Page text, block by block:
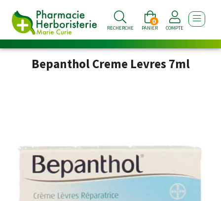
RECHERCHE PANIER
0
COMPTE
Bepanthol Creme Levres 7ml